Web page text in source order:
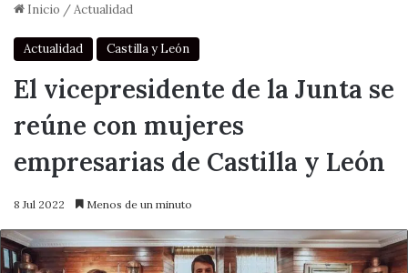
Inicio /Actualidad
Actualidad Castilla y León
El vicepresidente de la Junta se
reúne con mujeres
empresarias de Castilla y León
8 Jul 2022 Menos de un minuto